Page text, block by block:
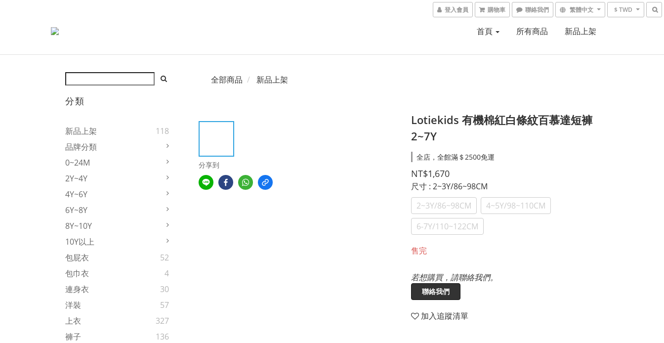
登入會員 購物車 聯絡我們 繁體中文 $ TWD
首頁 所有商品 新品上架
分類
新品上架
118
品牌分類
0~24M
2Y~4Y
4Y~6Y
6Y~8Y
8Y~10Y
10Y以上
包屁衣
52
包巾衣
4
連身衣
30
洋裝
57
上衣
327
褲子
136
全部商品 新品上架
分享到
Lotiekids 有機棉紅白條紋百慕達短褲
2~7Y
全店，全館滿＄2500免運
NT$1,670
尺寸 : 2~3Y/86~98CM
2~3Y/86~98CM
4~5Y/98~110CM
6-7Y/110~122CM
售完
若想購買，請聯絡我們。
聯絡我們
加入追蹤清單